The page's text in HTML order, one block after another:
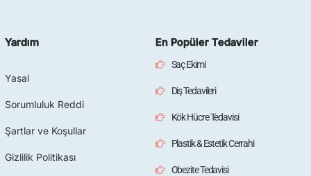
Yardım
Yasal
Sorumluluk Reddi
Şartlar ve Koşullar
Gizlilik Politikası
En Popüler Tedaviler
Saç Ekimi
Diş Tedavileri
Kök Hücre Tedavisi
Plastik & Estetik Cerrahi
Obezite Tedavisi